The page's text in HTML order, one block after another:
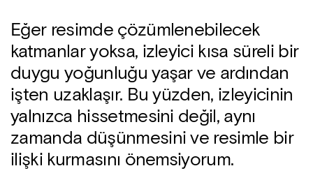
Eğer resimde çözümlenebilecek
katmanlar yoksa, izleyici kısa süreli bir
duygu yoğunluğu yaşar ve ardından
işten uzaklaşır. Bu yüzden, izleyicinin
yalnızca hissetmesini değil, aynı
zamanda düşünmesini ve resimle bir
ilişki kurmasını önemsiyorum.